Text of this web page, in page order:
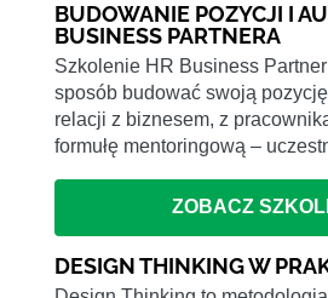
BUDOWANIE POZYCJI I
BUSINESS PARTNERA
Szkolenie HR Business
sposób budować swoją
relacji z biznesem, z
formułę mentoringową –
ZOBACZ
DESIGN THINKING W